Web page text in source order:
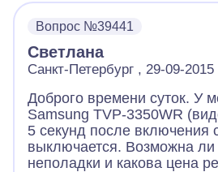
Вопрос №39441
Светлана
Санкт-Петербург , 29-09-2015
Доброго времени суток. У
Samsung TVP-3350WR
5 секунд после включения
выключается. Возможна ли
неполадки и какова цена